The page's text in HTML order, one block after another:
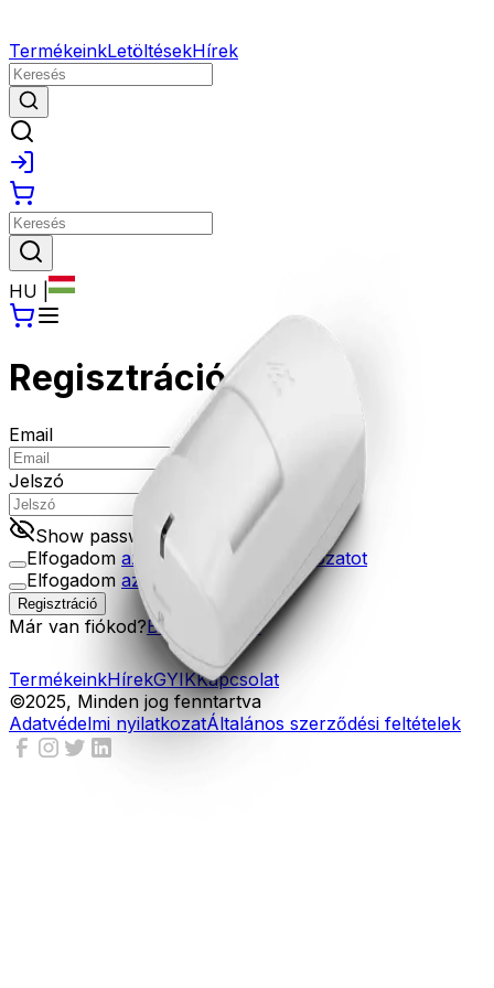
TermékeinkLetöltésekHírek
HU
Regisztráció
Email
Jelszó
Show password
Elfogadom az Adatkezelési Nyilatkozatot
Elfogadom az ÁSZF-et
Regisztráció
Már van fiókod?Bejelentkezés
TermékeinkHírekGYIKKapcsolat
©2025, Minden jog fenntartva
Adatvédelmi nyilatkozatÁltalános szerződési feltételek